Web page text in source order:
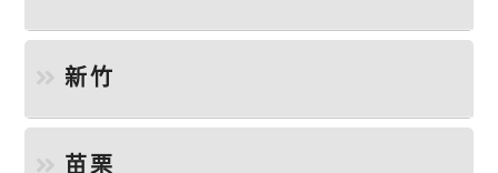
新竹
苗栗